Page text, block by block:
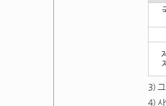
3)
4)